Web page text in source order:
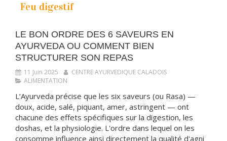
Feu digestif
LE BON ORDRE DES 6 SAVEURS EN
AYURVEDA OU COMMENT BIEN
STRUCTURER SON REPAS
11 Juin 2025
CENTRE AYURVEDIQUE CALADOIS
ALIMENTATION
L’Ayurveda précise que les six saveurs (ou Rasa) —
doux, acide, salé, piquant, amer, astringent — ont
chacune des effets spécifiques sur la digestion, les
doshas, et la physiologie. L'ordre dans lequel on les
consomme influence ainsi directement la qualité d'agni